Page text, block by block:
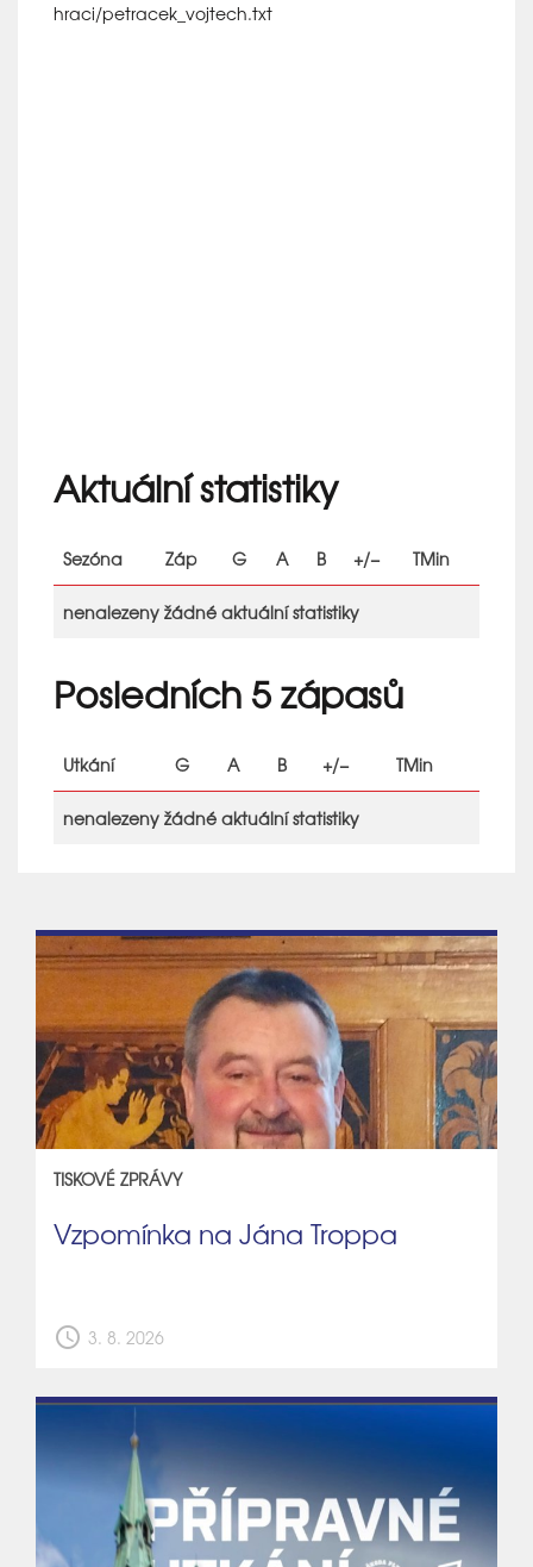
hraci/petracek_vojtech.txt
Aktuální statistiky
Sezóna Záp G A B +/− TMin
nenalezeny žádné aktuální statistiky
Posledních 5 zápasů
Utkání G A B +/− TMin
nenalezeny žádné aktuální statistiky
TISKOVÉ ZPRÁVY
Vzpomínka na Jána Troppa
schedule 3. 8. 2026